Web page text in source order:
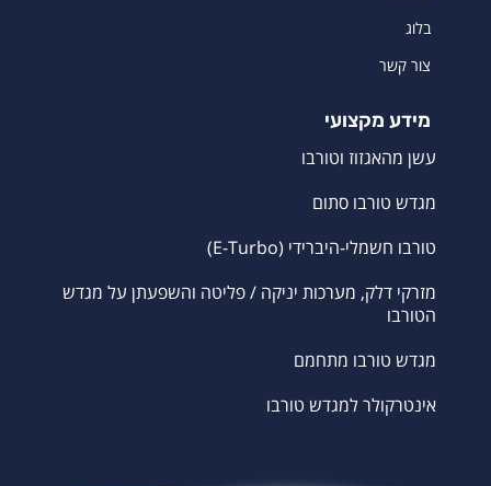
בלוג
צור קשר
מידע מקצועי
עשן מהאגזוז וטורבו
מגדש טורבו סתום
טורבו חשמלי-היברידי (E-Turbo)
מזרקי דלק, מערכות יניקה / פליטה והשפעתן על מגדש
הטורבו
מגדש טורבו מתחמם
אינטרקולר למגדש טורבו